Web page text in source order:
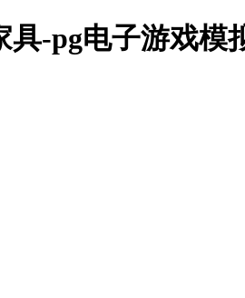
具-pg电子游戏模